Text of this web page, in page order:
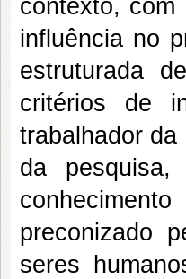
contexto,
influência no
estruturada
critérios de
trabalhador
da pesquisa,
preconizado
seres